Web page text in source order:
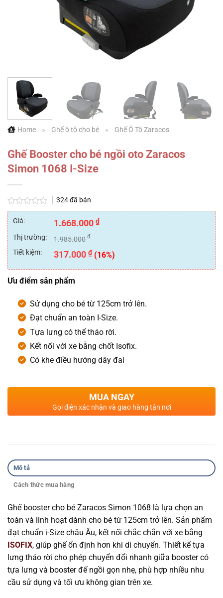
Home » Ghế ô tô cho bé » Ghế Ô Tô Zaracos
Ghế Booster cho bé ngồi oto Zaracos
Simon 1068 I-Size
Được
xếp
hạng
0
5
sao
324đã bán
Giá: 1.668.000 ₫
Thị trường:
1.985.000₫
Tiết kiệm: 317.000 ₫ (16%)
Ưu điểm sản phẩm
Sử dụng cho bé từ 125cm trở lên.
Đạt chuẩn an toàn I-Size.
Tựa lưng có thể tháo rời.
Kết nối với xe bằng chốt Isofix.
Có khe điều hướng dây đai
MUA NGAY
Gọi điện xác nhận và giao hàng tận nơi
Mô tả
Cách thức mua hàng
Ghế booster cho bé Zaracos Simon 1068 là lựa chọn an
toàn và linh hoạt dành cho bé từ 125cm trở lên. Sản phẩm
đạt chuẩn i-Size châu Âu, kết nối chắc chắn với xe bằng
ISOFIX, giúp ghế ổn định hơn khi di chuyển. Thiết kế tựa
lưng tháo rời cho phép chuyển đổi nhanh giữa booster có
tựa lưng và booster đế ngồi gọn nhẹ, phù hợp nhiều nhu
cầu sử dụng và tối ưu không gian trên xe.